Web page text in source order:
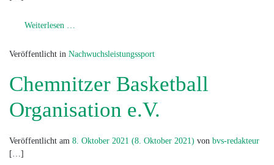
Weiterlesen …
Veröffentlicht in Nachwuchsleistungssport
Chemnitzer Basketball
Organisation e.V.
Veröffentlicht am 8. Oktober 2021 (8. Oktober 2021) von bvs-redakteur
[…]